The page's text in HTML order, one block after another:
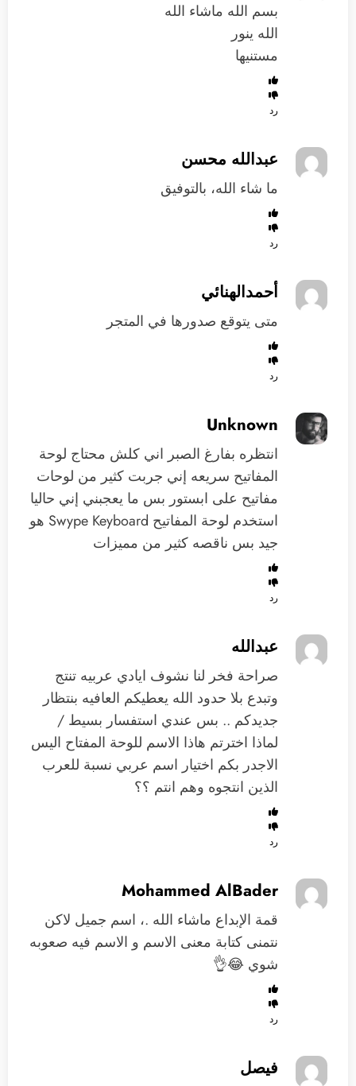
بسم الله ماشاء الله
الله ينور
مستنيها
رد
عبدالله محسن
ما شاء الله، بالتوفيق
رد
أحمدالهنائي
متى يتوقع صدورها في المتجر
رد
Unknown
انتظره بفارغ الصبر اني كلش محتاج لوحة
المفاتيح سريعه إني جربت كثير من لوحات
مفاتيح على ابستور بس ما يعجبني إني حاليا
استخدم لوحة المفاتيح Swype Keyboard هو
جيد بس ناقصه كثير من مميزات
رد
عبدالله
صراحة فخر لنا نشوف ايادي عربيه تنتج
وتبدع بلا حدود الله يعطيكم العافيه بنتظار
جديدكم .. بس عندي استفسار بسيط /
لماذا اخترتم هاذا الاسم للوحة المفتاح اليس
الاجدر بكم اختيار اسم عربي نسبة للعرب
الذين انتجوه وهم انتم ؟؟
رد
Mohammed AlBader
قمة الإبداع ماشاء الله .، اسم جميل لاكن
نتمنى كتابة معنى الاسم و الاسم فيه صعوبه
شوي 😂👌
رد
فيصل